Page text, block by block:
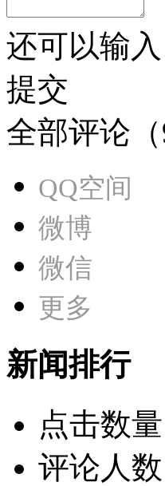
还可以输入
提交
全部评论（
QQ空间
微博
微信
更多
新闻排行
点击数量
评论人数